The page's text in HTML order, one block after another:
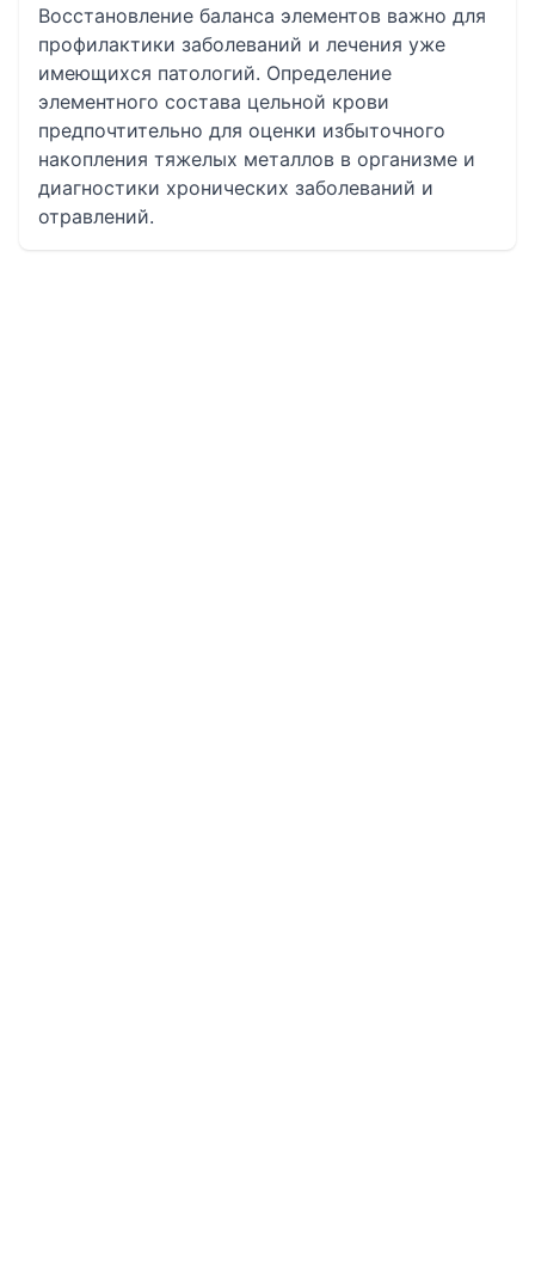
Восстановление баланса элементов важно для
профилактики заболеваний и лечения уже
имеющихся патологий. Определение
элементного состава цельной крови
предпочтительно для оценки избыточного
накопления тяжелых металлов в организме и
диагностики хронических заболеваний и
отравлений.